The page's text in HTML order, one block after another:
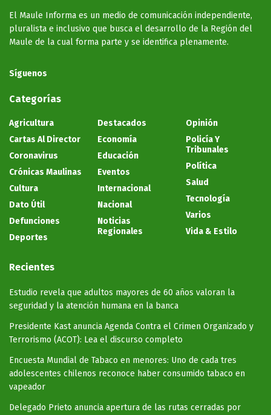
El Maule Informa es un medio de comunicación independiente,
pluralista e inclusivo que busca el desarrollo de la Región del
Maule de la cual forma parte y se identifica plenamente.
Síguenos
Categorías
Agricultura
Cartas Al Director
Coronavirus
Crónicas Maulinas
Cultura
Dato Útil
Defunciones
Deportes
Destacados
Economía
Educación
Eventos
Internacional
Nacional
Noticias
Regionales
Opinión
Policía Y
Tribunales
Política
Salud
Tecnología
Varios
Vida & Estilo
Recientes
Estudio revela que adultos mayores de 60 años valoran la
seguridad y la atención humana en la banca
Presidente Kast anuncia Agenda Contra el Crimen Organizado y
Terrorismo (ACOT): Lea el discurso completo
Encuesta Mundial de Tabaco en menores: Uno de cada tres
adolescentes chilenos reconoce haber consumido tabaco en
vapeador
Delegado Prieto anuncia apertura de las rutas cerradas por